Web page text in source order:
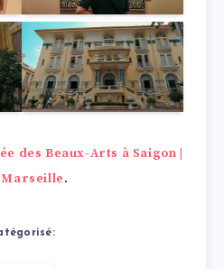
des Beaux-Arts à Saigon |
Marseille.